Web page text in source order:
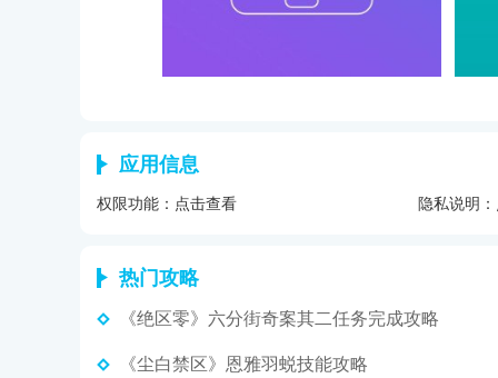
应用信息
权限功能： 点击查看 隐私说明：
热门攻略
《绝区零》六分街奇案其二任务完成攻略
《尘白禁区》恩雅羽蜕技能攻略